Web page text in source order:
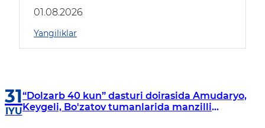
borildi
01.08.2026
Yangiliklar
31
IYU
“Dolzarb 40 kun” dasturi doirasida Amudaryo,
Keygeli, Bo'zatov tumanlarida manzilli